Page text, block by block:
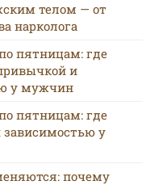
телом — от
нарколога
пятницам: где
и
у мужчин
пятницам: где
у
почему